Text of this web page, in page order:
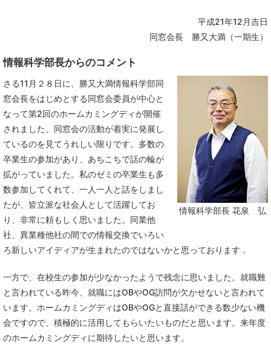
平成21年12月吉日
同窓会長 勝又大満（一期生）
情報科学部長からのコメント
情報科学部長 花泉 弘
さる11月２８日に、勝又大満情報科学部同
窓会長をはじめとする同窓会委員が中心と
なって第2回のホームカミングディが開催
されました。同窓会の活動が着実に発展し
ているのを見てうれしい限りです。多数の
卒業生の参加があり、あちこちで話の輪が
拡がっていました。私のゼミの卒業生も多
数参加してくれて、一人一人と話をしまし
たが、皆立派な社会人として活躍してお
り、非常に頼もしく思いました。同業他
社、異業種他社の間での情報交換でいろい
ろ新しいアイディアが生まれたのではないかと思っております．
一方で、在校生の参加が少なかったようで残念に思いました。就職難
と言われている昨今、就職にはOBやOG訪問が欠かせないと言われて
います。ホームカミングディはOBやOGと直接話ができる数少ない機
会ですので、積極的に活用してもらいたいものだと思います。来年度
のホームカミングディに期待したいと思います。